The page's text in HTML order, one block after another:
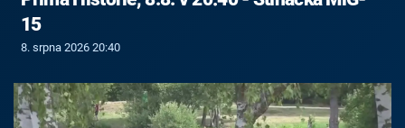
15
8. srpna 2026 20:40